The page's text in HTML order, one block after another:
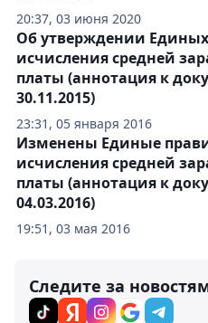
20:37, 03 июня 2020
23:31, 05 января 2016
Об утверждении
исчисления средней
платы (аннотация к
30.11.2015)
19:51, 03 мая 2016
Изменены Единые
исчисления средней
платы (аннотация к
04.03.2016)
Следите за